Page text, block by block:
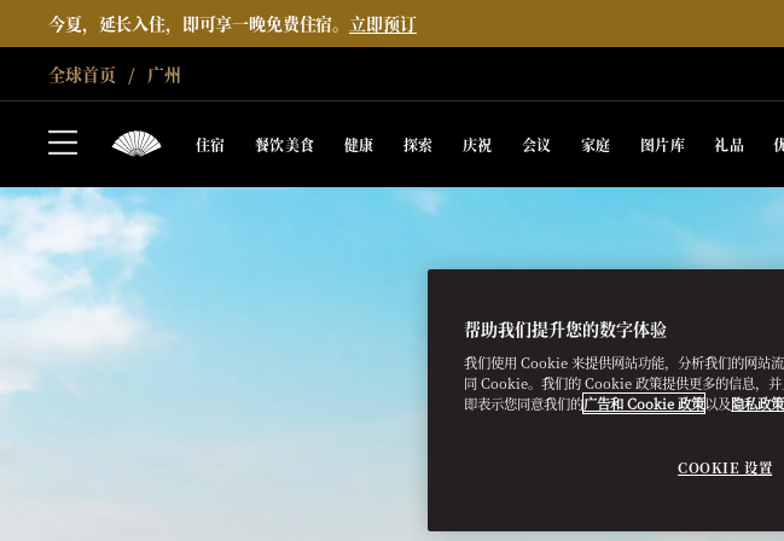
今夏，延长入住，即可享一晚免费住宿。 立即预订
全球首页 广州
住宿 餐饮美食 健康 探索 庆祝 会议 家庭 图片库 礼品
帮助我们提升您的数字体验
我们使用 Cookie 来提供网站功能，分析我们的网站
同 Cookie。我们的 Cookie 政策提供更多的信息，
即表示您同意我们的广告和 Cookie 政策以及隐私政策
COOKIE 设置